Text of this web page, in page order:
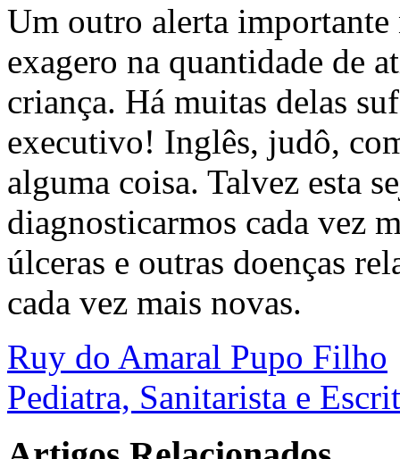
Um outro alerta importante
exagero na quantidade de
criança. Há muitas delas
executivo! Inglês, judô,
alguma coisa. Talvez esta
diagnosticarmos cada vez
úlceras e outras doenças
cada vez mais novas.
Ruy do Amaral Pupo Filho
Pediatra, Sanitarista e